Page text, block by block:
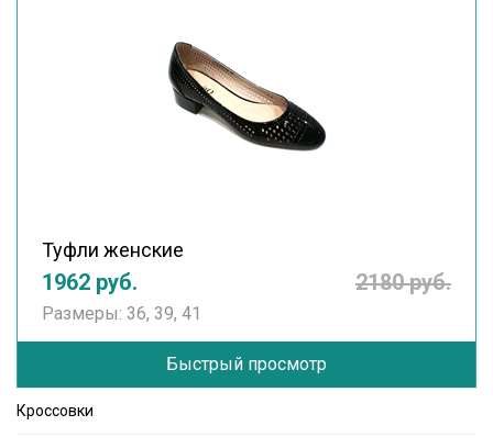
Туфли женские
1962 руб. 2180 руб.
Размеры: 36, 39, 41
Быстрый просмотр
Кроссовки